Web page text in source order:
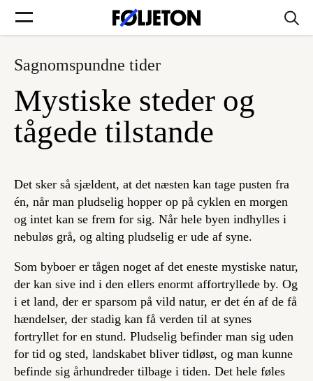
Forsider
Føljetoner
Søg
Min side
Log ind
Sagnomspundne tider
Mystiske steder og
tågede tilstande
Det sker så sjældent, at det næsten kan tage pusten fra
én, når man pludselig hopper op på cyklen en morgen
og intet kan se frem for sig. Når hele byen indhylles i
nebuløs grå, og alting pludselig er ude af syne.
Som byboer er tågen noget af det eneste mystiske natur,
der kan sive ind i den ellers enormt affortryllede by. Og
i et land, der er sparsom på vild natur, er det én af de få
hændelser, der stadig kan få verden til at synes
fortryllet for en stund. Pludselig befinder man sig uden
for tid og sted, landskabet bliver tidløst, og man kunne
befinde sig århundreder tilbage i tiden. Det hele føles